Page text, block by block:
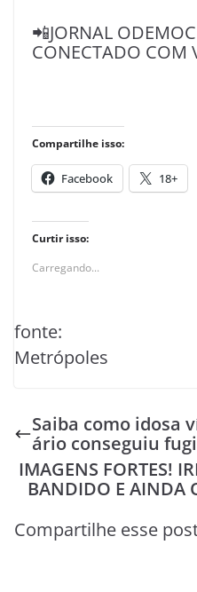
📲JORNAL
CONECTADO COM
Compartilhe isso:
Facebook 18+
Curtir isso:
Carregando...
fonte:
Metrópoles
Saiba como idosa
ário conseguiu
IMAGENS FORTES!
BANDIDO E AINDA
Compartilhe esse